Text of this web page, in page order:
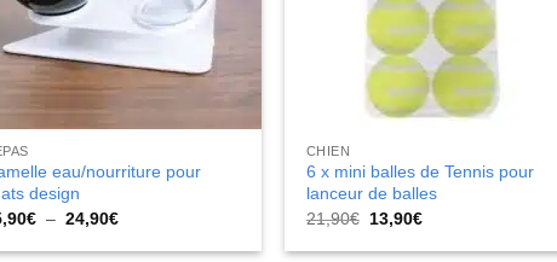
eau/nourriture pour
design
€ – 24,90€Plage
prix :
CHIEN
6 x mini balles de Tennis pour
lanceur de balles
21,90€ Le
initial
13,90€Le
actuel